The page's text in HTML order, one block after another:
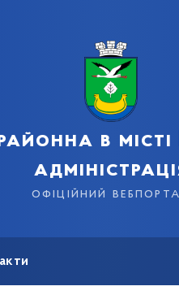
в
офіційний